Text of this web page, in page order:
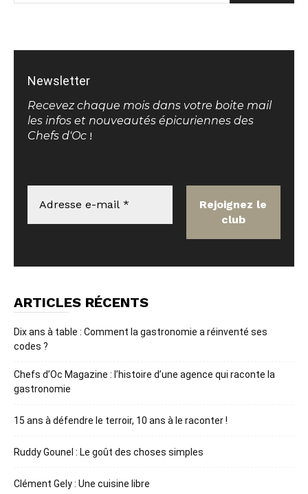
Newsletter
Recevez chaque mois dans votre boite mail
les infos et nouveautés épicuriennes des
Chefs d'Oc !
ARTICLES RÉCENTS
Dix ans à table : Comment la gastronomie a réinventé ses
codes ?
Chefs d’Oc Magazine : l’histoire d’une agence qui raconte la
gastronomie
15 ans à défendre le terroir, 10 ans à le raconter !
Ruddy Gounel : Le goût des choses simples
Clément Gely : Une cuisine libre